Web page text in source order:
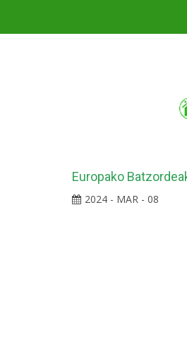
Europako
2024 - MAR - 08